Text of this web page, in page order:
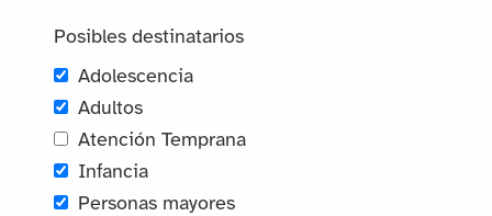
Posibles destinatarios
Adolescencia
Adultos
Atención Temprana
Infancia
Personas mayores